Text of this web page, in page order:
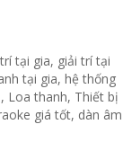
tại gia, giải trí tại
tại gia, hệ thống
Loa thanh, Thiết bị
giá tốt, dàn âm